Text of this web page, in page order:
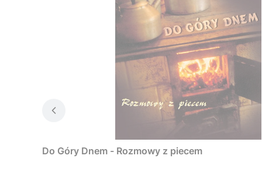
Do Góry Dnem - Rozmowy z piecem